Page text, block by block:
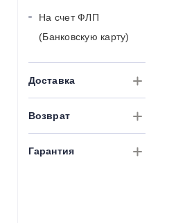
На счет ФЛП
(Банковскую карту)
Доставка
Возврат
Гарантия